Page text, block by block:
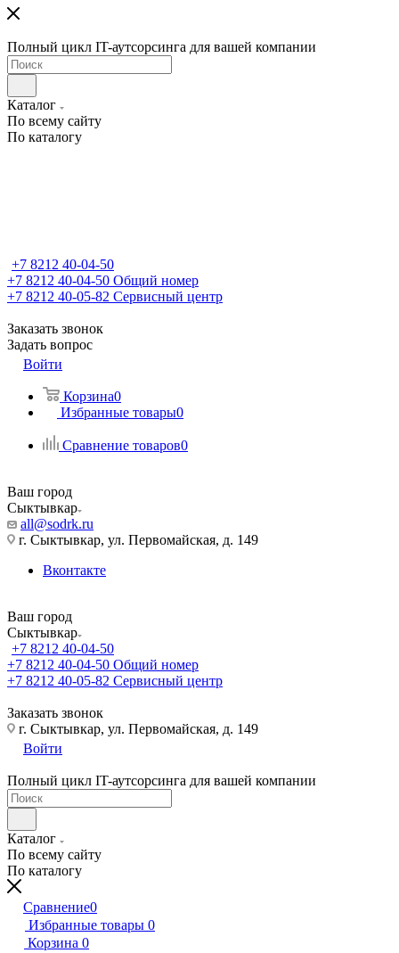
Полный цикл IT-аутсорсинга для вашей компании
Каталог
По всему сайту
По каталогу
+7 8212 40-04-50
+7 8212 40-04-50 Общий номер
+7 8212 40-05-82 Сервисный центр
Заказать звонок
Задать вопрос
Войти
Корзина0
Избранные товары0
Сравнение товаров0
Ваш город
Сыктывкар
all@sodrk.ru
г. Сыктывкар, ул. Первомайская, д. 149
Вконтакте
Ваш город
Сыктывкар
+7 8212 40-04-50
+7 8212 40-04-50 Общий номер
+7 8212 40-05-82 Сервисный центр
Заказать звонок
г. Сыктывкар, ул. Первомайская, д. 149
Войти
Полный цикл IT-аутсорсинга для вашей компании
Каталог
По всему сайту
По каталогу
Сравнение0
Избранные товары 0
Корзина 0